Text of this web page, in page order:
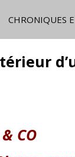
CHRONIQUES
CO